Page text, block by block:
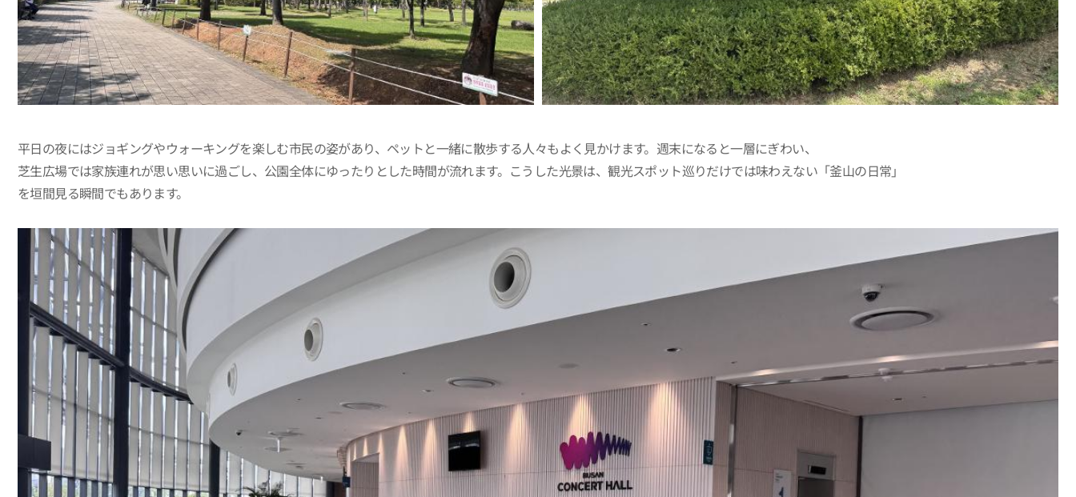
平日の夜にはジョギングやウォーキングを楽しむ市民の姿があり、ペットと一緒に散歩する人々もよく見かけます。週末になると一層にぎわい、
芝生広場では家族連れが思い思いに過ごし、公園全体にゆったりとした時間が流れます。こうした光景は、観光スポット巡りだけでは味わえない「釜山の日常」
を垣間見る瞬間でもあります。